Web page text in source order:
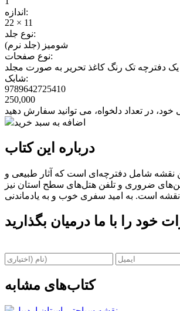
اندازه:
22 × 11
نوع جلد:
شومیز (جلد نرم)
نوع صفحات:
دفترچه تک رنگ کاغذ تحریر به صورت مجلد
شابک:
9789642725410
250,000
اضافه به سبد خرید
درباره این کتاب
نقشه شامل دفترچه‌ای است که آثار طبیعی و
ضروری و تلفن هتل‌های سطح استان نیز
است. به امید سفری خوب و به یادماندنی
کتاب‌های مشابه